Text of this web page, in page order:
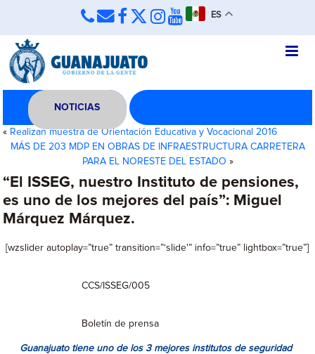
ES
NOTICIAS
« Realizan muestra de Orientación Educativa y Vocacional 2016
MÁS DE 203 MDP EN OBRAS DE INFRAESTRUCTURA CARRETERA
PARA EL NORESTE DEL ESTADO »
“El ISSEG, nuestro Instituto de pensiones,
es uno de los mejores del país”: Miguel
Márquez Márquez.
[wzslider autoplay=”true” transition=”‘slide'” info=”true” lightbox=”true”]
CCS/ISSEG/005
Boletín de prensa
Guanajuato tiene uno de los 3 mejores institutos de seguridad